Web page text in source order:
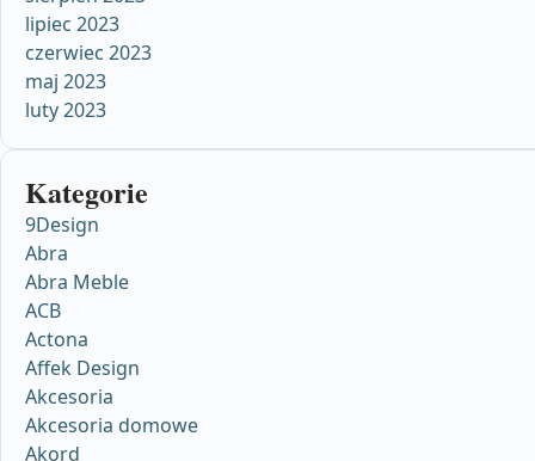
lipiec 2023
czerwiec 2023
maj 2023
luty 2023
Kategorie
9Design
Abra
Abra Meble
ACB
Actona
Affek Design
Akcesoria
Akcesoria domowe
Akord